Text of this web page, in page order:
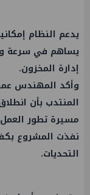
يدعم النظام
يساهم في سرعة
إدارة المخزون.
وأكد المهندس
المنتدب بأن
مسيرة تطور العمل
نفذت المشروع
التحديات.